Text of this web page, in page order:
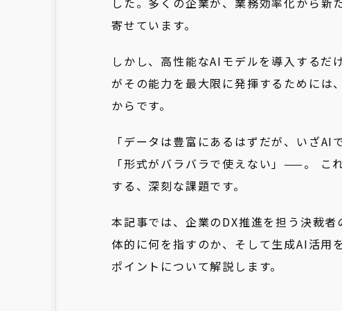
寄せています。
しかし、高性能なAIモデルを導入するだ
がその能力を最大限に発揮するためには
からです。
「データは豊富にあるはずだが、いざAI
「形式がバラバラで使えない」——。 こ
する、深刻な課題です。
本記事では、企業のDX推進を担う決裁
体的に何を指すのか、そして生成AI活用
ポイントについて解説します。